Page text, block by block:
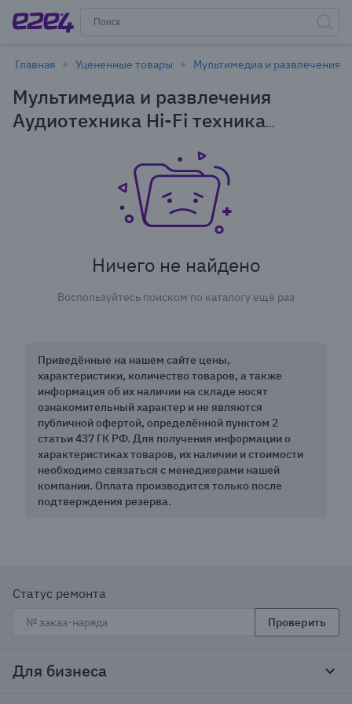
Главная Уцененные товары Мультимедиа и развлечения
Мультимедиа и развлечения
Аудиотехника Hi-Fi техника
Новосибирске - уцененные товары
Ничего не найдено
Воспользуйтесь поиском по каталогу ещё раз
Приведённые на нашем сайте цены,
характеристики, количество товаров, а также
информация об их наличии на складе носят
ознакомительный характер и не являются
публичной офертой, определённой пунктом 2
статьи 437 ГК РФ. Для получения информации о
характеристиках товаров, их наличии и стоимости
необходимо связаться с менеджерами нашей
компании. Оплата производится только после
подтверждения резерва.
Статус ремонта
Проверить
Для бизнеса